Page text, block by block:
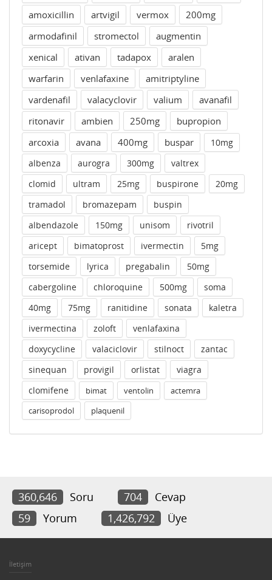
amoxicillin
artvigil vermox
200mg
armodafinil
stromectol
augmentin
xenical
ativan tadapox
aralen
warfarin
venlafaxine
amitriptyline
vardenafil
valacyclovir valium
avanafil
ritonavir
ambien 250mg
bupropion
arcoxia
avana 400mg buspar
10mg
albenza
aurogra 300mg
valtrex
clomid
ultram 25mg buspirone
20mg
tramadol
bromazepam
buspin
albendazole
150mg unisom
rivotril
aricept
bimatoprost ivermectin
5mg
torsemide
lyrica pregabalin
50mg
cabergoline
chloroquine 500mg
soma
40mg
75mg ranitidine sonata
kaletra
ivermectina
zoloft
venlafaxina
doxycycline
valaciclovir stilnoct
zantac
sinequan
provigil orlistat
viagra
clomifene
bimat ventolin
actemra
carisoprodol
plaquenil
360,646 Soru 704
Cevap
59
Yorum 1,426,792 Üye
İletişim